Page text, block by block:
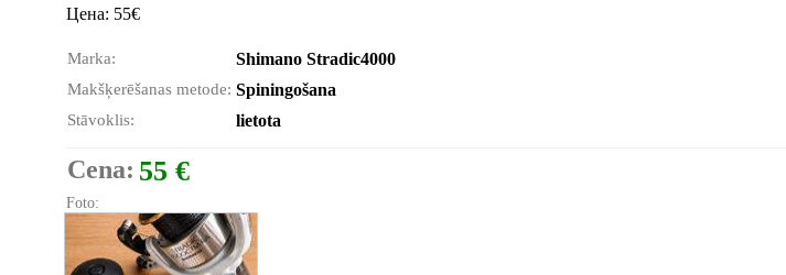
Цена: 55€
Marka: Shimano Stradic4000
Makšķerēšanas metode: Spiningošana
Stāvoklis: lietota
Cena: 55 €
Foto: